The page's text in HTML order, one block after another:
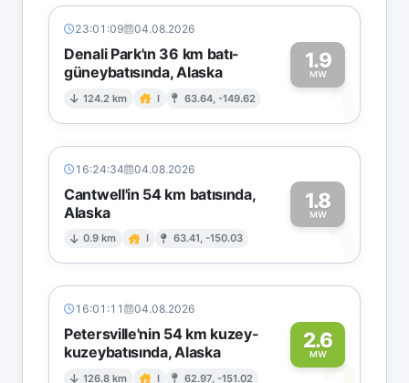
23:01:09 04.08.2026
Denali Park'ın 36 km batı-
güneybatısında, Alaska
124.2 km I 63.64, -149.62
1.9
MW1
16:24:34 04.08.2026
Cantwell'in 54 km batısında,
Alaska
0.9 km I 63.41, -150.03
1.8
MW1
16:01:11 04.08.2026
Petersville'nin 54 km kuzey-
kuzeybatısında, Alaska
126.8 km I 62.97, -151.02
2.6
MW